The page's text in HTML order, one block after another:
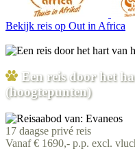
Bekijk reis op Out in Africa
Een reis door het
(hoogtepunten)
17 daagse privé reis
Vanaf € 1690,- p.p. excl.